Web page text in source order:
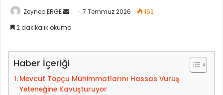
Zeynep ERGE
o
7 Temmuz 2026
162
2 dakikalık okuma
Haber İçeriği
Mevcut Topçu Mühimmatlarını Hassas Vuruş
Yeteneğine Kavuşturuyor